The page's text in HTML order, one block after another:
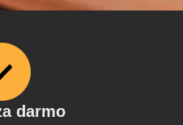
darmo